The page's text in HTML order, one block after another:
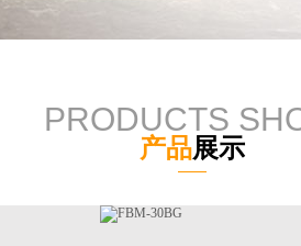
PRODUCTS
产品展示